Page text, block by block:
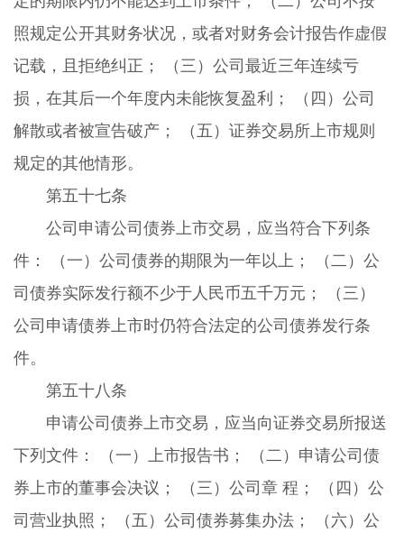
照规定公开其财务状况，或者对财务会计报告作虚假
记载，且拒绝纠正； （三）公司最近三年连续亏
损，在其后一个年度内未能恢复盈利； （四）公司
解散或者被宣告破产； （五）证券交易所上市规则
规定的其他情形。
第五十七条
公司申请公司债券上市交易，应当符合下列条
件： （一）公司债券的期限为一年以上； （二）公
司债券实际发行额不少于人民币五千万元； （三）
公司申请债券上市时仍符合法定的公司债券发行条
件。
第五十八条
申请公司债券上市交易，应当向证券交易所报送
下列文件： （一）上市报告书； （二）申请公司债
券上市的董事会决议； （三）公司章 程； （四）公
司营业执照； （五）公司债券募集办法； （六）公